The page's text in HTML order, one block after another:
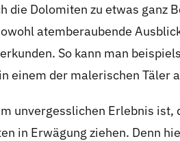
die Dolomiten zu etwas ganz
atemberaubende
So kann man
einem der malerischen Täler
unvergesslichen Erlebnis
in Erwägung ziehen. Denn